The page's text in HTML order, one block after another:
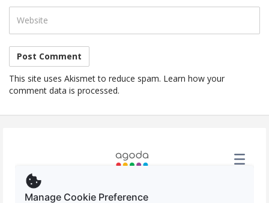
This site uses Akismet to reduce spam. Learn how your
comment data is processed.